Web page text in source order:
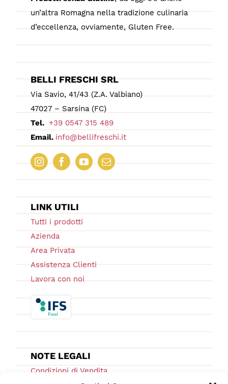
un’altra Romagna nella tradizione culinaria
d’eccellenza, ovviamente, Gluten Free.
BELLI FRESCHI SRL
Via Savio, 41/43 (Z.A. Valbiano)
47027 – Sarsina (FC)
Tel. +39 0547 315 489
Email. info@bellifreschi.it
LINK UTILI
Tutti i prodotti
Azienda
Area Privata
Assistenza Clienti
Lavora con noi
NOTE LEGALI
Condizioni di Vendita